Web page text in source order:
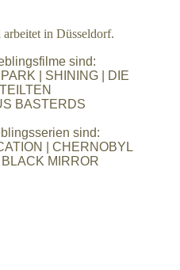
in Düsseldorf.
sind:
| SHINING | DIE
BASTERDS
sind:
| CHERNOBYL
MIRROR